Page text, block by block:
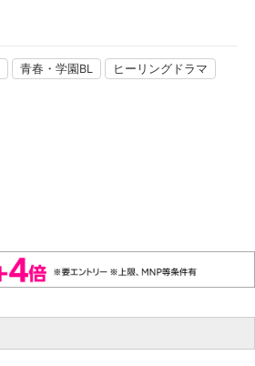
青春・学園BL
ヒーリングドラマ